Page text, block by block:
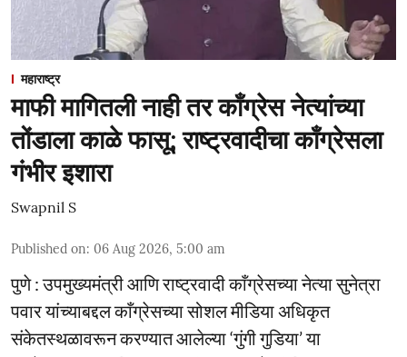
महाराष्ट्र
माफी मागितली नाही तर काँग्रेस नेत्यांच्या
तोंडाला काळे फासू; राष्ट्रवादीचा काँग्रेसला
गंभीर इशारा
Swapnil S
Published on: 06 Aug 2026, 5:00 am
पुणे : उपमुख्यमंत्री आणि राष्ट्रवादी काँग्रेसच्या नेत्या सुनेत्रा
पवार यांच्याबद्दल काँग्रेसच्या सोशल मीडिया अधिकृत
संकेतस्थळावरून करण्यात आलेल्या ‘गुंगी गुडिया’ या